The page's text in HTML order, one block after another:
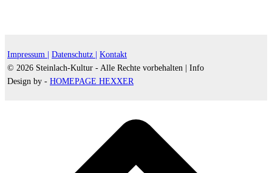
Impressum | Datenschutz |
Kontakt
© 2026 Steinlach-Kultur - Alle Rechte vorbehalten |
Info
Design by - HOMEPAGE HEXXER